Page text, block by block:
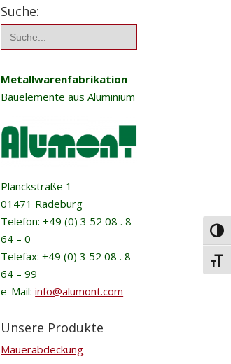
Suche:
Search
for:
Metallwarenfabrikation
Bauelemente aus Aluminium
Planckstraße 1
01471 Radeburg
Telefon: +49 (0) 3 52 08 . 8
64 – 0
Telefax: +49 (0) 3 52 08 . 8
64 – 99
e-Mail:info@alumont.com
Unsere Produkte
Mauerabdeckung